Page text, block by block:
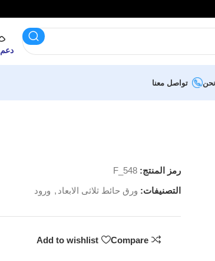
دعم 24/16
تواصل معنا
رمز المنتج: F_548
التصنيفات: ورق حائط ثلاثى الابعاد , ورود
Compare
Add to wishlist